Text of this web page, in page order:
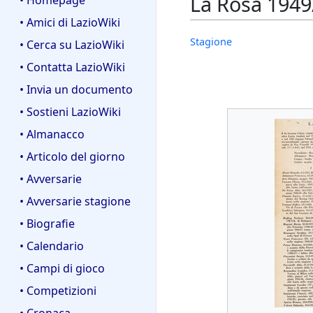
• Amici di LazioWiki
• Cerca su LazioWiki
• Contatta LazioWiki
• Invia un documento
• Sostieni LazioWiki
• Almanacco
• Articolo del giorno
• Avversarie
• Avversarie stagione
• Biografie
• Calendario
• Campi di gioco
• Competizioni
Stagione